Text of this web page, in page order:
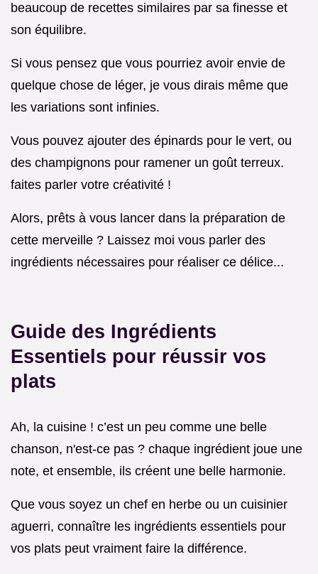
beaucoup de recettes similaires par sa finesse et
son équilibre.
Si vous pensez que vous pourriez avoir envie de
quelque chose de léger, je vous dirais même que
les variations sont infinies.
Vous pouvez ajouter des épinards pour le vert, ou
des champignons pour ramener un goût terreux.
faites parler votre créativité !
Alors, prêts à vous lancer dans la préparation de
cette merveille ? Laissez moi vous parler des
ingrédients nécessaires pour réaliser ce délice...
Guide des Ingrédients
Essentiels pour réussir vos
plats
Ah, la cuisine ! c’est un peu comme une belle
chanson, n'est-ce pas ? chaque ingrédient joue une
note, et ensemble, ils créent une belle harmonie.
Que vous soyez un chef en herbe ou un cuisinier
aguerri, connaître les ingrédients essentiels pour
vos plats peut vraiment faire la différence.